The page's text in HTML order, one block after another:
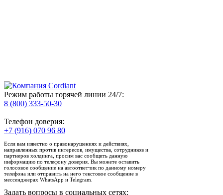
Режим работы горячей линии 24/7:
8 (800) 333-50-30
Телефон доверия:
+7 (916) 070 96 80
Если вам известно о правонарушениях и действиях,
направленных против интересов, имущества, сотрудников и
партнеров холдинга, просим вас сообщить данную
информацию по телефону доверия. Вы можете оставить
голосовое сообщение на автоответчик по данному номеру
телефона или отправить на него текстовое сообщение в
мессенджерах WhatsApp и Telegram.
Задать вопросы в социальных сетях: